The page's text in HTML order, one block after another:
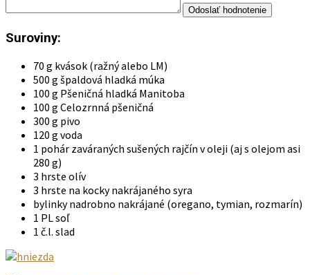
Suroviny:
70 g kvások (ražný alebo LM)
500 g špaldová hladká múka
100 g Pšeničná hladká Manitoba
100 g Celozrnná pšeničná
300 g pivo
120 g voda
1 pohár zaváraných sušených rajčín v oleji (aj s olejom asi
280 g)
3 hrste olív
3 hrste na kocky nakrájaného syra
bylinky nadrobno nakrájané (oregano, tymian, rozmarín)
1 PL soľ
1 č.l. slad